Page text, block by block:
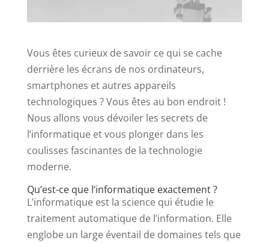
Vous êtes curieux de savoir ce qui se cache
derrière les écrans de nos ordinateurs,
smartphones et autres appareils
technologiques ? Vous êtes au bon endroit !
Nous allons vous dévoiler les secrets de
l’informatique et vous plonger dans les
coulisses fascinantes de la technologie
moderne.
Qu’est-ce que l’informatique exactement ?
L’informatique est la science qui étudie le
traitement automatique de l’information. Elle
englobe un large éventail de domaines tels que